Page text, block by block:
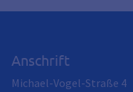
Anschrift
Michael-Vogel-Straße 4